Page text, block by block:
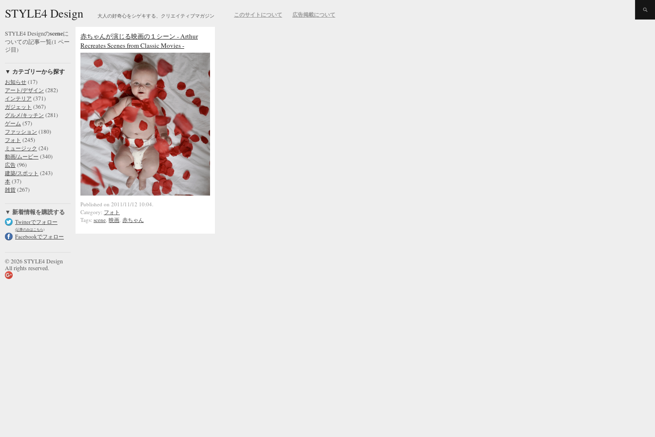
STYLE4 Design 大人の好奇心をシゲキする、クリエイティブマガジン このサイトについて 広告掲載について
STYLE4 Designのsceneに
ついての記事一覧(1 ペー
ジ目)
▼ カテゴリーから探す
お知らせ (17)
アート/デザイン (282)
インテリア (371)
ガジェット (367)
グルメ/キッチン (281)
ゲーム (57)
ファッション (180)
フォト (245)
ミュージック (24)
動画/ムービー (340)
広告 (96)
建築/スポット (243)
本 (37)
雑貨 (267)
▼ 新着情報を購読する
Twitterでフォロー
(記事のみはこちら)
Facebookでフォロー
© 2026 STYLE4 Design
All rights reserved.
赤ちゃんが演じる映画の１シーン - Arthur
Recreates Scenes from Classic Movies -
Published on 2011/11/12 10:04.
Category: フォト
Tags: scene 映画 赤ちゃん